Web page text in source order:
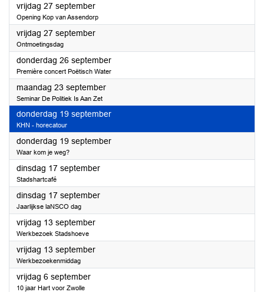
vrijdag 27 september2024
Opening Kop van Assendorp
vrijdag 27 september2024
Ontmoetingsdag
donderdag 26 september2024
Première concert Poëtisch Water
maandag 23 september2024
Seminar De Politiek Is Aan Zet
donderdag 19 september2024
KHN - horecatour
donderdag 19 september2024
Waar kom je weg?
dinsdag 17 september2024
Stadshartcafé
dinsdag 17 september2024
Jaarlijkse laNSCO dag
vrijdag 13 september2024
Werkbezoek Stadshoeve
vrijdag 13 september2024
Werkbezoekenmiddag
vrijdag 6 september2024
10 jaar Hart voor Zwolle